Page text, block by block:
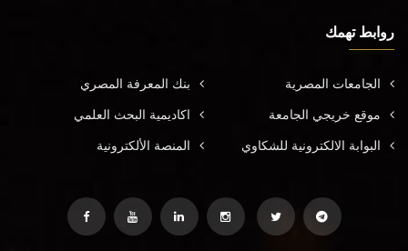
روابط تهمك
الجامعات المصرية بنك المعرفة المصري
موقع خريجي الجامعة اكاديمية البحث العلمي
البوابة الالكترونية للشكاوي المنصة الألكترونية